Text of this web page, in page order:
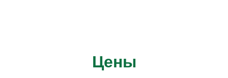
Цены